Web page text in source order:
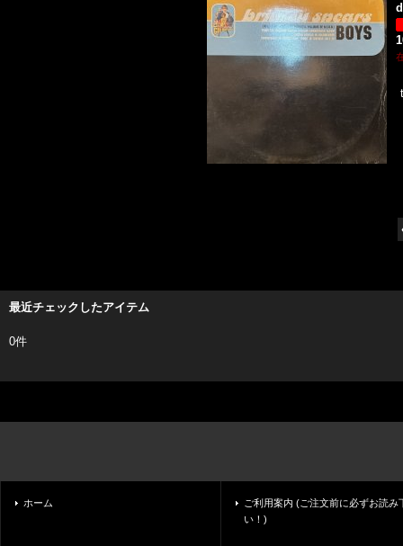
最近チェックしたアイテム
0件
ホーム
ご利用案内 (ご注文前に必ずお読み
い！)